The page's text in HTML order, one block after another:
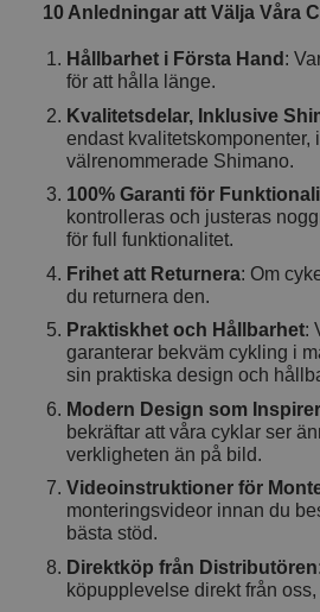
10 Anledningar att Välja Våra
Hållbarhet i Första Hand :
för att hålla länge.
Kvalitetsdelar, Inklusive
endast kvalitetskomponenter,
välrenommerade Shimano.
100% Garanti för
kontrolleras och justeras
för full funktionalitet.
Frihet att Returnera: Om
du returnera den.
Praktiskhet och Hållbarhet:
garanterar bekväm cykling i
sin praktiska design och
Modern Design som
bekräftar att våra cyklar ser
verkligheten än på bild.
Videoinstruktioner för
monteringsvideor innan du
bästa stöd.
Direktköp från Distributören
köpupplevelse direkt från